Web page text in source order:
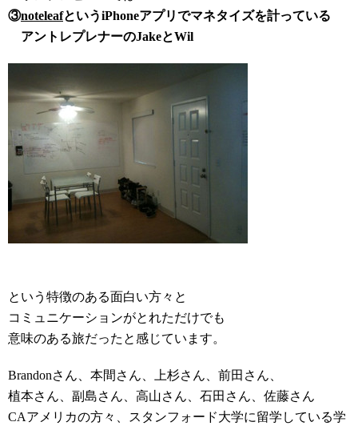
③noteleafというiPhoneアプリでマネタイズを計っている
アントレプレナーのJakeとWil
という特徴のある面白い方々と
コミュニケーションがとれただけでも
意味のある旅だったと感じています。
Brandonさん、本間さん、上杉さん、前田さん、
植本さん、副島さん、高山さん、石田さん、佐藤さん
CAアメリカの方々、スタンフォード大学に留学している学